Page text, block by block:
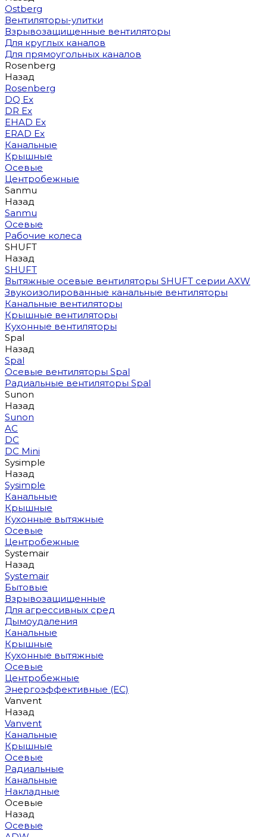
Ostberg
Вентиляторы-улитки
Взрывозащищенные вентиляторы
Для круглых каналов
Для прямоугольных каналов
Rosenberg
Назад
Rosenberg
DQ Ex
DR Ex
EHAD Ex
ERAD Ex
Канальные
Крышные
Осевые
Центробежные
Sanmu
Назад
Sanmu
Осевые
Рабочие колеса
SHUFT
Назад
SHUFT
Вытяжные осевые вентиляторы SHUFT серии AXW
Звукоизолированные канальные вентиляторы
Канальные вентиляторы
Крышные вентиляторы
Кухонные вентиляторы
Spal
Назад
Spal
Осевые вентиляторы Spal
Радиальные вентиляторы Spal
Sunon
Назад
Sunon
AC
DC
DC Mini
Sysimple
Назад
Sysimple
Канальные
Крышные
Кухонные вытяжные
Осевые
Центробежные
Systemair
Назад
Systemair
Бытовые
Взрывозащищенные
Для агрессивных сред
Дымоудаления
Канальные
Крышные
Кухонные вытяжные
Осевые
Центробежные
Энергоэффективные (EC)
Vanvent
Назад
Vanvent
Канальные
Крышные
Осевые
Радиальные
Канальные
Накладные
Осевые
Назад
Осевые